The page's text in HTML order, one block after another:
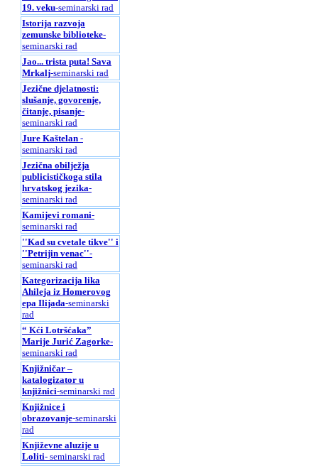
19. veku-seminarski rad
Istorija razvoja
zemunske biblioteke-
seminarski rad
Jao... trista puta! Sava
Mrkalj-seminarski rad
Jezične djelatnosti:
slušanje, govorenje,
čitanje, pisanje-
seminarski rad
Jure Kaštelan -
seminarski rad
Jezična obilježja
publicističkoga stila
hrvatskog jezika-
seminarski rad
Kamijevi romani-
seminarski rad
''Kad su cvetale tikve'' i
''Petrijin venac''-
seminarski rad
Kategorizacija lika
Ahileja iz Homerovog
epa Ilijada-seminarski
rad
“ Kći Lotršćaka”
Marije Jurić Zagorke-
seminarski rad
Knjižničar –
katalogizator u
knjižnici-seminarski rad
Knjižnice i
obrazovanje-seminarski
rad
Književne aluzije u
Loliti- seminarski rad